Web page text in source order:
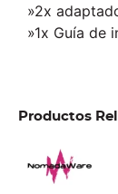
»2x
»1x Guía de
Productos